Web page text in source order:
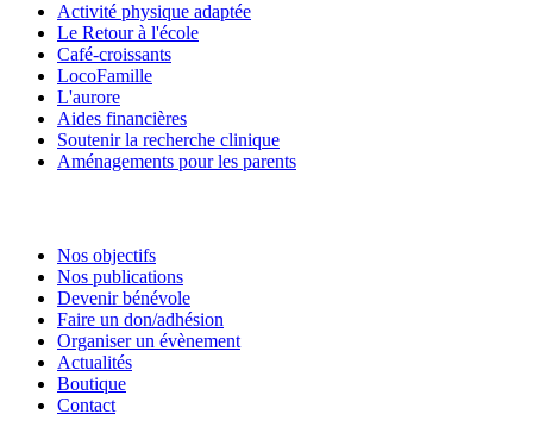
Activité physique adaptée
Le Retour à l'école
Café-croissants
LocoFamille
L'aurore
Aides financières
Soutenir la recherche clinique
Aménagements pour les parents
Nos objectifs
Nos publications
Devenir bénévole
Faire un don/adhésion
Organiser un évènement
Actualités
Boutique
Contact